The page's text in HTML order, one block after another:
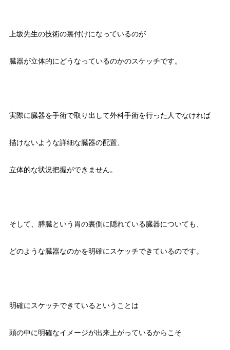
上坂先生の技術の裏付けになっているのが
臓器が立体的にどうなっているのかのスケッチです。
実際に臓器を手術で取り出して外科手術を行った人でなければ
描けないような詳細な臓器の配置、
立体的な状況把握ができません。
そして、膵臓という胃の裏側に隠れている臓器についても、
どのような臓器なのかを明確にスケッチできているのです。
明確にスケッチできているということは
頭の中に明確なイメージが出来上がっているからこそ